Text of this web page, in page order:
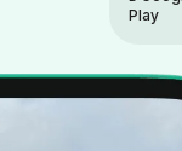
Play